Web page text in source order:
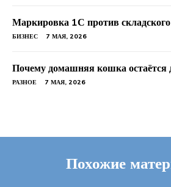
Маркировка 1С против складского
БИЗНЕС 7 МАЯ, 2026
Почему домашняя кошка остаётся
РАЗНОЕ 7 МАЯ, 2026
Похожие